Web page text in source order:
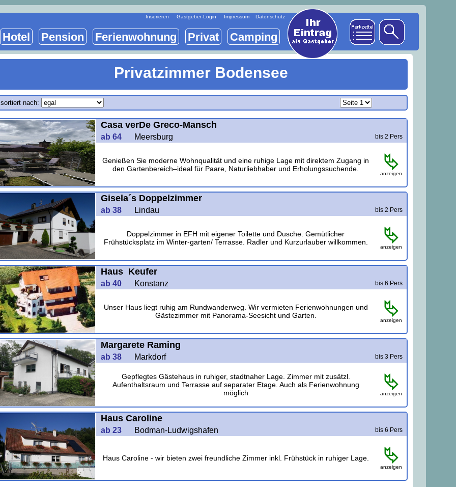
Hotel Pension Ferienwohnung Privat Camping
Privatzimmer Bodensee
sortiert nach:
Casa verDe Greco-Mansch
ab 64 Meersburg bis 2 Pers
Genießen Sie moderne Wohnqualität und eine ruhige Lage mit direktem Zugang in
den Gartenbereich–ideal für Paare, Naturliebhaber und Erholungssuchende.
anzeigen
Gisela´s Doppelzimmer
ab 38 Lindau bis 2 Pers
Doppelzimmer in EFH mit eigener Toilette und Dusche. Gemütlicher
Frühstücksplatz im Winter-garten/ Terrasse. Radler und Kurzurlauber willkommen.
anzeigen
Haus Keufer
ab 40 Konstanz bis 6 Pers
Unser Haus liegt ruhig am Rundwanderweg. Wir vermieten Ferienwohnungen und
Gästezimmer mit Panorama-Seesicht und Garten.
anzeigen
Margarete Raming
ab 38 Markdorf bis 3 Pers
Gepflegtes Gästehaus in ruhiger, stadtnaher Lage. Zimmer mit zusätzl.
Aufenthaltsraum und Terrasse auf separater Etage. Auch als Ferienwohnung
möglich
anzeigen
Haus Caroline
ab 23 Bodman-Ludwigshafen bis 6 Pers
Haus Caroline - wir bieten zwei freundliche Zimmer inkl. Frühstück in ruhiger Lage.
anzeigen
Inserieren Gastgeber-Login Impressum Datenschutz